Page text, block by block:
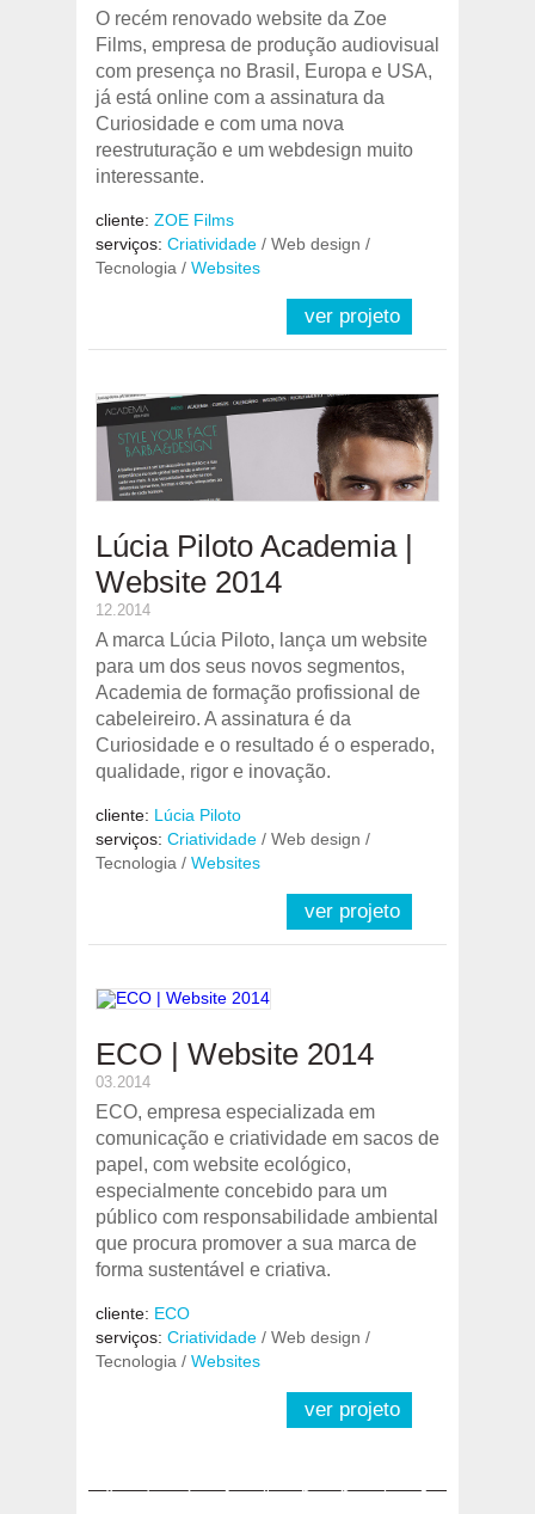
O recém renovado website da Zoe
Films, empresa de produção audiovisual
com presença no Brasil, Europa e USA,
já está online com a assinatura da
Curiosidade e com uma nova
reestruturação e um webdesign muito
interessante.
cliente: ZOE Films
serviços: Criatividade / Web design /
Tecnologia / Websites
ver projeto
Lúcia Piloto Academia |
Website 2014
12.2014
A marca Lúcia Piloto, lança um website
para um dos seus novos segmentos,
Academia de formação profissional de
cabeleireiro. A assinatura é da
Curiosidade e o resultado é o esperado,
qualidade, rigor e inovação.
cliente: Lúcia Piloto
serviços: Criatividade / Web design /
Tecnologia / Websites
ver projeto
ECO | Website 2014
03.2014
ECO, empresa especializada em
comunicação e criatividade em sacos de
papel, com website ecológico,
especialmente concebido para um
público com responsabilidade ambiental
que procura promover a sua marca de
forma sustentável e criativa.
cliente: ECO
serviços: Criatividade / Web design /
Tecnologia / Websites
ver projeto
« 1 2 3 4 5 6 7 8